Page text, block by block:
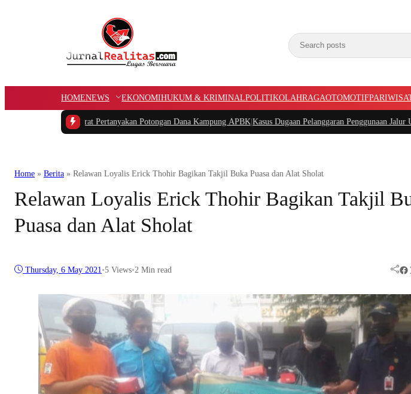
HOMENEWS EKONOMIHUKUM & KRIMINALPOLITIKOLAHRAGAOTOMOTIF
Papua Barat Pertanyakan Potongan Dana Kampung APBK|Kasus Dugaan Pelanggaran Penggunaan Jalur Utilitas
Home » Berita » Relawan Loyalis Erick Thohir Bagikan Takjil Buka Puasa dan Alat Sholat
Relawan Loyalis Erick Thohir Bagikan Takjil
Puasa dan Alat Sholat
Thursday, 6 May 2021 •5 Views•2 Min read Facebook Twitter